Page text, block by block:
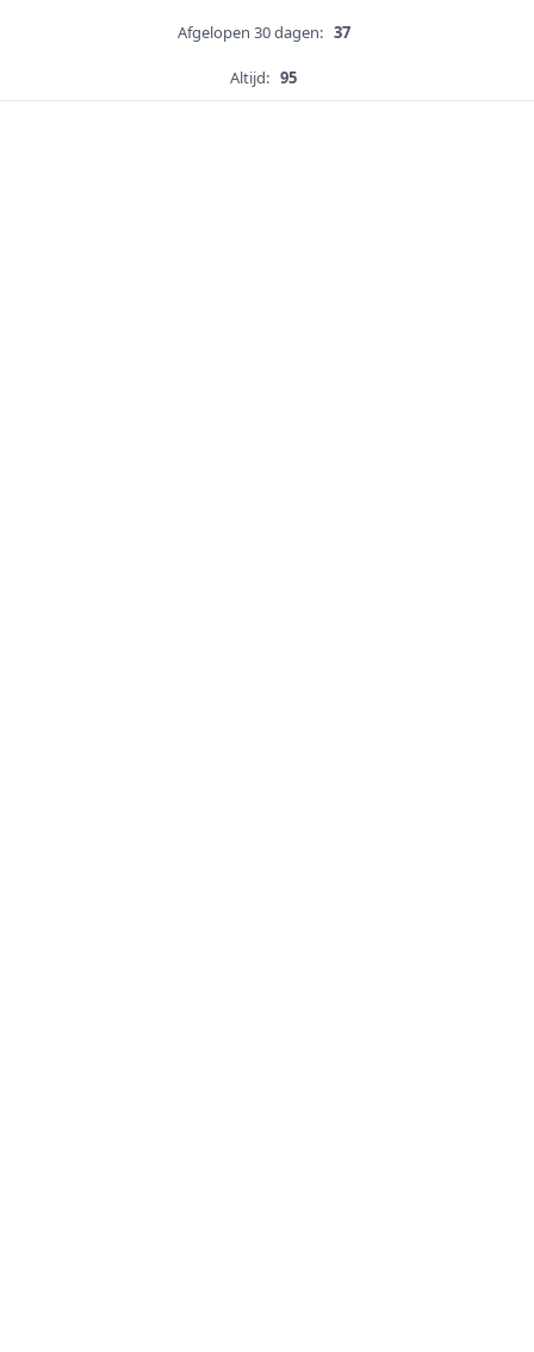
Afgelopen 30 dagen: 37
Altijd: 95